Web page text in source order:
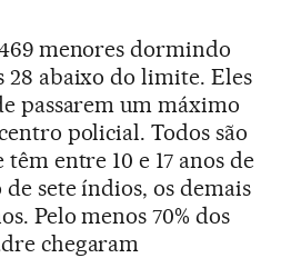
menores dormindo
28 abaixo do limite. Eles
passarem um máximo
policial. Todos são
entre 10 e 17 anos de
sete índios, os demais
Pelo menos 70% dos
chegaram